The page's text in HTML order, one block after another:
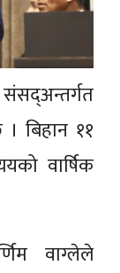
बिहान ११
वार्षिक
वाग्लेले